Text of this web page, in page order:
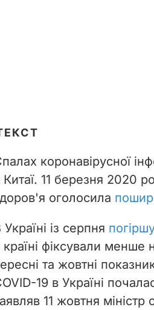
коронавірусної
Китаї. 11 березня 2020
оголосила
Україні із серпня
країні фіксували менше
та жовтні
19 в Україні
11 жовтня